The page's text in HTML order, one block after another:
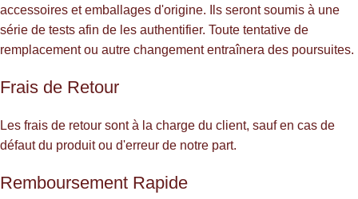
accessoires et emballages d'origine. Ils seront soumis à une
série de tests afin de les authentifier. Toute tentative de
remplacement ou autre changement entraînera des poursuites.
Frais de Retour
Les frais de retour sont à la charge du client, sauf en cas de
défaut du produit ou d'erreur de notre part.
Remboursement Rapide